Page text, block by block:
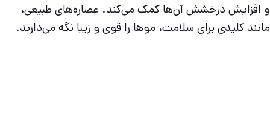
و افزایش درخشش آن‌ها کمک می‌کند. عصاره‌های طبیعی،
مانند کلیدی برای سلامت، موها را قوی و زیبا نگه می‌دارند.